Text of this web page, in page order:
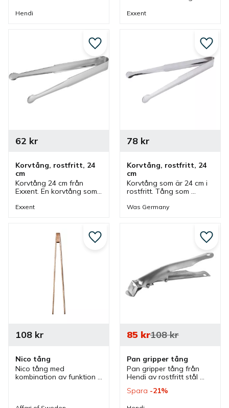
bullar.
Hendi
storlekar finns. Korvtång
Exxent
Korvtång, rostfritt, 24
cm
Korvtång 24 cm från
Exxent. En korvtång som
storlekar finns. Korvtång
62 kr
Exxent
Lägg till i favoriter
Korvtång, rostfritt, 24
cm
Korvtång som är 24 cm i
rostfritt. Tång som
som i kiosk och gatukök
78kr
Was Germany
Lägg
Nico tång
Nico tång med
kombination av funktion
108kr
Lägg till i favoriter
Pan gripper tång
Pan gripper tång från
Hendi av rostfritt stål
olika pizzaformar. Med
85kr108kr
Spara 21%
Lägg